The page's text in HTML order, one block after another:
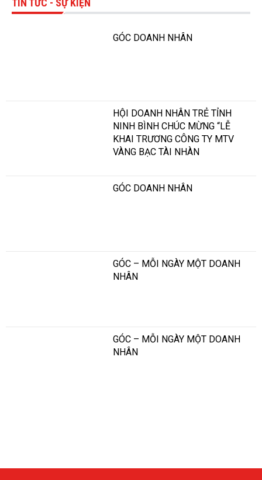
TIN TỨC - SỰ KIỆN
GÓC DOANH NHÂN
HỘI DOANH NHÂN TRẺ TỈNH
NINH BÌNH CHÚC MỪNG “LỄ
KHAI TRƯƠNG CÔNG TY MTV
VÀNG BẠC TÀI NHÀN
GÓC DOANH NHÂN
GÓC – MỖI NGÀY MỘT DOANH
NHÂN
GÓC – MỖI NGÀY MỘT DOANH
NHÂN